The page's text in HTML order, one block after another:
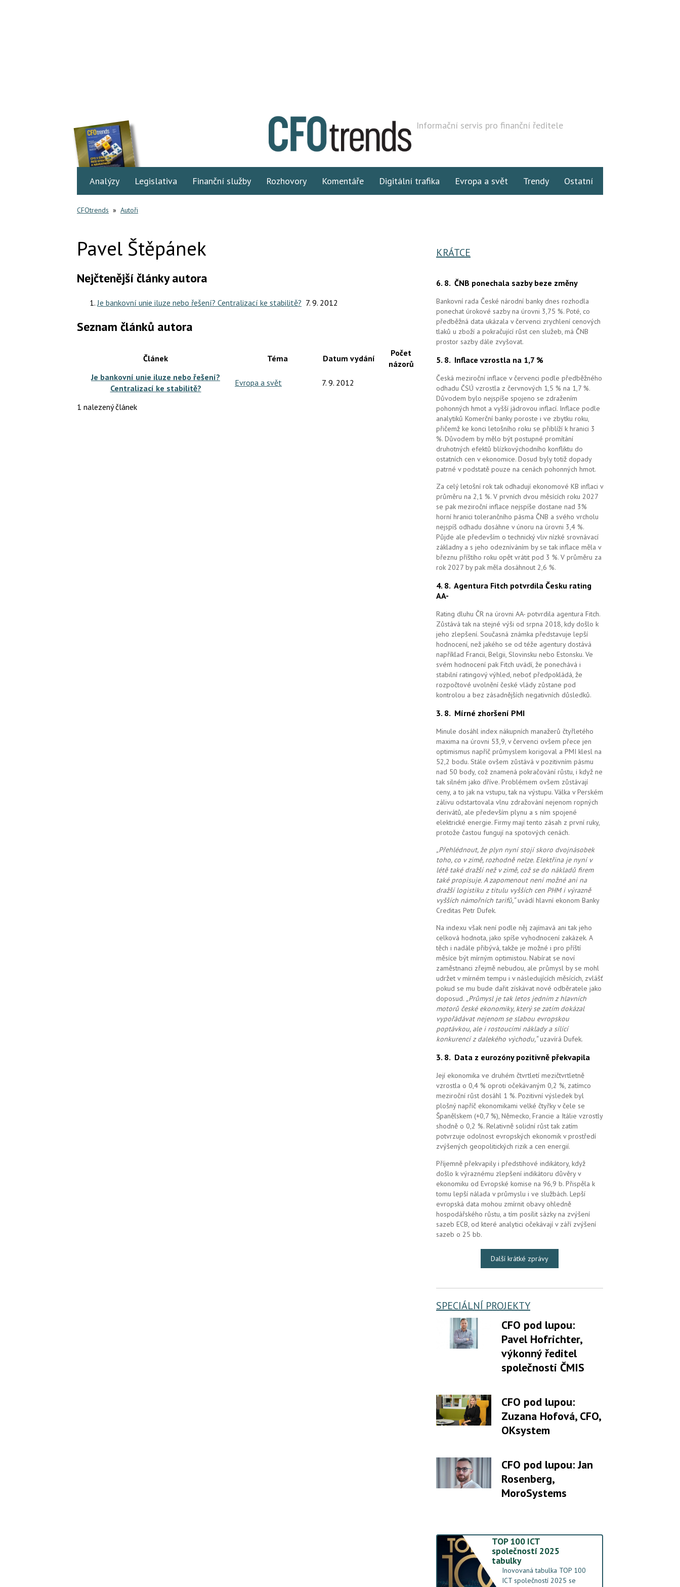
Informační servis pro finanční ředitele
Analýzy Legislativa Finanční služby Rozhovory Komentáře Digitální trafika Evropa a svět Trendy Ostatní
CFOtrends » Autoři
Pavel Štěpánek
Nejčtenější články autora
Je bankovní unie iluze nebo řešení? Centralizací ke stabilitě? 7. 9. 2012
Seznam článků autora
Článek Téma Datum vydání
Počet
názorů
Je bankovní unie iluze nebo řešení?
Centralizací ke stabilitě?
Evropa a svět 7. 9. 2012
1 nalezený článek
KRÁTCE
6. 8. ČNB ponechala sazby beze změny
Bankovní rada České národní banky dnes rozhodla
ponechat úrokové sazby na úrovni 3,75 %. Poté, co
předběžná data ukázala v červenci zrychlení cenových
tlaků u zboží a pokračující růst cen služeb, má ČNB
prostor sazby dále zvyšovat.
5. 8. Inflace vzrostla na 1,7 %
Česká meziroční inflace v červenci podle předběžného
odhadu ČSÚ vzrostla z červnových 1,5 % na 1,7 %.
Důvodem bylo nejspíše spojeno se zdražením
pohonných hmot a vyšší jádrovou inflací. Inflace podle
analytiků Komerční banky poroste i ve zbytku roku,
přičemž ke konci letošního roku se přiblíží k hranici 3
%. Důvodem by mělo být postupné promítání
druhotných efektů blízkovýchodního konfliktu do
ostatních cen v ekonomice. Dosud byly totiž dopady
patrné v podstatě pouze na cenách pohonných hmot.
Za celý letošní rok tak odhadují ekonomové KB inflaci v
průměru na 2,1 %. V prvních dvou měsících roku 2027
se pak meziroční inflace nejspíše dostane nad 3%
horní hranici tolerančního pásma ČNB a svého vrcholu
nejspíš odhadu dosáhne v únoru na úrovni 3,4 %.
Půjde ale především o technický vliv nízké srovnávací
základny a s jeho odezníváním by se tak inflace měla v
březnu příštího roku opět vrátit pod 3 %. V průměru za
rok 2027 by pak měla dosáhnout 2,6 %.
4. 8. Agentura Fitch potvrdila Česku rating
AA-
Rating dluhu ČR na úrovni AA- potvrdila agentura Fitch.
Zůstává tak na stejné výši od srpna 2018, kdy došlo k
jeho zlepšení. Současná známka představuje lepší
hodnocení, než jakého se od téže agentury dostává
například Francii, Belgii, Slovinsku nebo Estonsku. Ve
svém hodnocení pak Fitch uvádí, že ponechává i
stabilní ratingový výhled, neboť předpokládá, že
rozpočtové uvolnění české vlády zůstane pod
kontrolou a bez zásadnějších negativních důsledků.
3. 8. Mírné zhoršení PMI
Minule dosáhl index nákupních manažerů čtyřletého
maxima na úrovni 53,9, v červenci ovšem přece jen
optimismus napříč průmyslem korigoval a PMI klesl na
52,2 bodu. Stále ovšem zůstává v pozitivním pásmu
nad 50 body, což znamená pokračování růstu, i když ne
tak silném jako dříve. Problémem ovšem zůstávají
ceny, a to jak na vstupu, tak na výstupu. Válka v Perském
zálivu odstartovala vlnu zdražování nejenom ropných
derivátů, ale především plynu a s ním spojené
elektrické energie. Firmy mají tento zásah z první ruky,
protože častou fungují na spotových cenách.
„Přehlédnout, že plyn nyní stojí skoro dvojnásobek
toho, co v zimě, rozhodně nelze. Elektřina je nyní v
létě také dražší než v zimě, což se do nákladů firem
také propisuje. A zapomenout není možnéani na
dražší logistiku z titulu vyšších cen PHM i výrazně
vyšších námořních tarifů,“uvádí hlavní ekonom Banky
Creditas Petr Dufek.
Na indexu však není podle něj zajímavá ani tak jeho
celková hodnota, jako spíše vyhodnocení zakázek. A
těch i nadále přibývá, takže je možné i pro příští
měsíce být mírným optimistou. Nabírat se noví
zaměstnanci zřejmě nebudou, ale průmysl by se mohl
udržet v mírném tempu i v následujících měsících, zvlášť
pokud se mu bude dařit získávat nové odběratele jako
doposud. „Průmysl je tak letos jedním z hlavních
motorů české ekonomiky, který se zatím dokázal
vypořádávat nejenom se slabou evropskou
poptávkou, ale i rostoucími náklady a sílící
konkurencí z dalekého východu,“uzavírá Dufek.
3. 8. Data z eurozóny pozitivně překvapila
Její ekonomika ve druhém čtvrtletí mezičtvrtletně
vzrostla o 0,4 % oproti očekávaným 0,2 %, zatímco
meziroční růst dosáhl 1 %. Pozitivní výsledek byl
plošný napříč ekonomikami velké čtyřky v čele se
Španělskem (+0,7 %), Německo, Francie a Itálie vzrostly
shodně o 0,2 %. Relativně solidní růst tak zatím
potvrzuje odolnost evropských ekonomik v prostředí
zvýšených geopolitických rizik a cen energií.
Příjemně překvapily i předstihové indikátory, když
došlo k výraznému zlepšení indikátoru důvěry v
ekonomiku od Evropské komise na 96,9 b. Přispěla k
tomu lepší nálada v průmyslu i ve službách. Lepší
evropská data mohou zmírnit obavy ohledně
hospodářského růstu, a tím posílit sázky na zvýšení
sazeb ECB, od které analytici očekávají v září zvýšení
sazeb o 25 bb.
Další krátké zprávy
SPECIÁLNÍ PROJEKTY
CFO pod lupou:
Pavel Hofrichter,
výkonný ředitel
společnosti ČMIS
CFO pod lupou:
Zuzana Hofová, CFO,
OKsystem
CFO pod lupou: Jan
Rosenberg,
MoroSystems
TOP 100 ICT
společností 2025
tabulky
Inovovaná tabulka TOP 100
ICT společností 2025 se